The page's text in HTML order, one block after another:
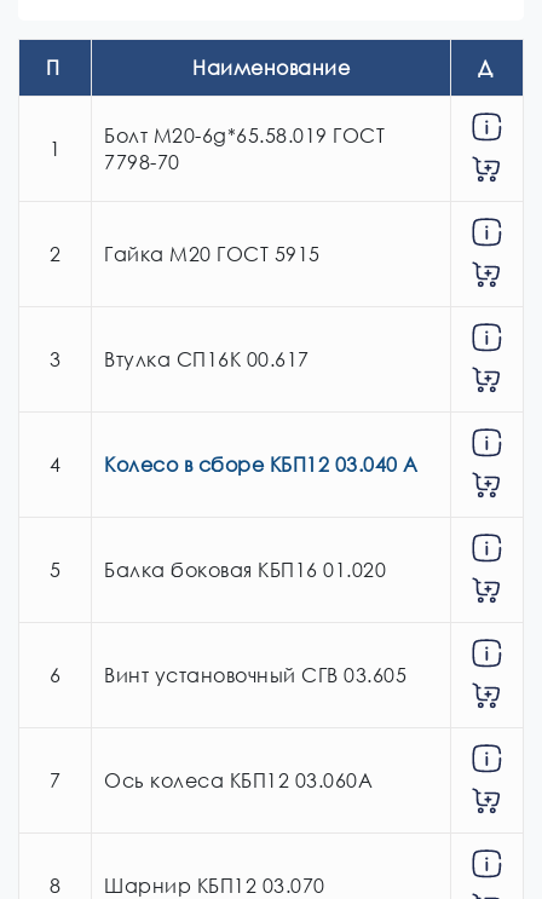
П Наименование Д
1
Болт М20-6g*65.58.019 ГОСТ
7798-70
2 Гайка М20 ГОСТ 5915
3 Втулка СП16К 00.617
4 Колесо в сборе КБП12 03.040 А
5 Балка боковая КБП16 01.020
6 Винт установочный СГВ 03.605
7 Ось колеса КБП12 03.060А
8 Шарнир КБП12 03.070